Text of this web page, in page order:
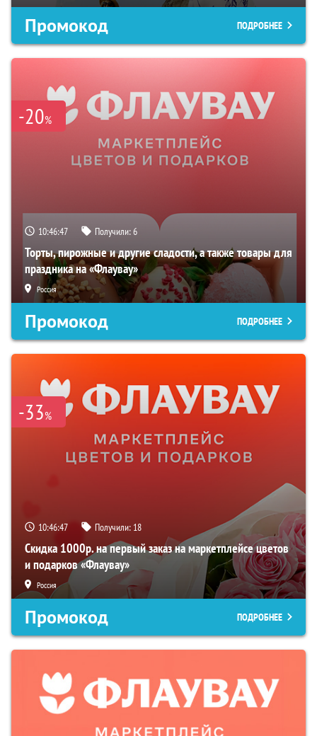
Промокод ПОДРОБНЕЕ
-20%
10:46:46 Получили:6
Торты, пирожные и другие сладости, а также товары для
праздника на «Флаувау»
Россия
Промокод ПОДРОБНЕЕ
-33%
10:46:46 Получили: 18
Скидка 1000р. на первый заказ на маркетплейсе цветов
и подарков «Флаувау»
Россия
Промокод ПОДРОБНЕЕ